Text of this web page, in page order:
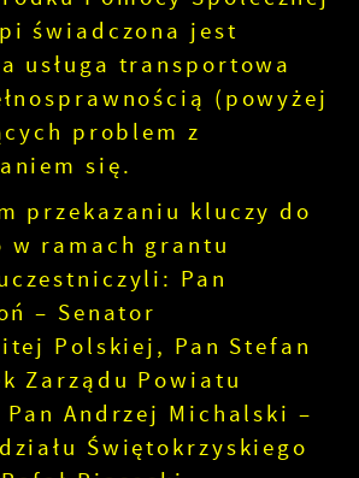
świadczona jest
usługa transportowa
(powyżej
problem z
się.
przekazaniu kluczy do
w ramach grantu
Pan
– Senator
Polskiej, Pan Stefan
Zarządu Powiatu
Andrzej Michalski –
Świętokrzyskiego